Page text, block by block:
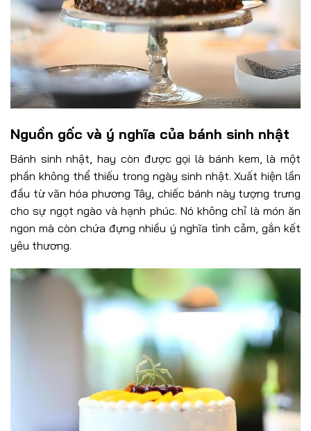
Nguồn gốc và ý nghĩa của bánh sinh nhật
Bánh sinh nhật, hay còn được gọi là bánh kem, là một
phần không thể thiếu trong ngày sinh nhật. Xuất hiện lần
đầu từ văn hóa phương Tây, chiếc bánh này tượng trưng
cho sự ngọt ngào và hạnh phúc. Nó không chỉ là món ăn
ngon mà còn chứa đựng nhiều ý nghĩa tình cảm, gắn kết
yêu thương.